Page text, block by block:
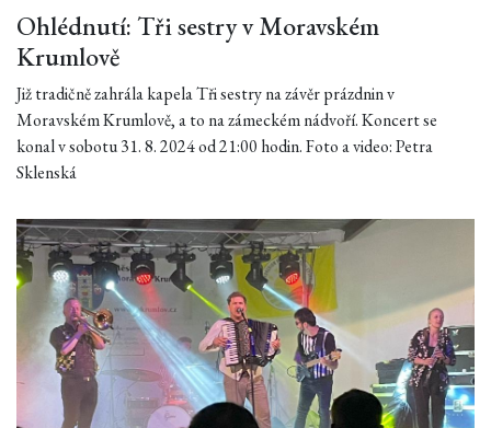
Ohlédnutí: Tři sestry v Moravském
Krumlově
Již tradičně zahrála kapela Tři sestry na závěr prázdnin v
Moravském Krumlově, a to na zámeckém nádvoří. Koncert se
konal v sobotu 31. 8. 2024 od 21:00 hodin. Foto a video: Petra
Sklenská